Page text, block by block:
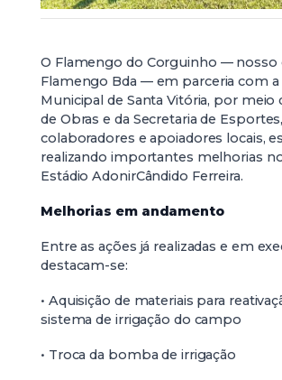
O Flamengo do Corguinho — nosso
Flamengo Bda — em parceria com a
Municipal de Santa Vitória, por meio
de Obras e da Secretaria de
colaboradores e apoiadores locais,
realizando importantes melhorias
Estádio AdonirCândido Ferreira.
Melhorias em andamento
Entre as ações já realizadas e em
destacam-se:
• Aquisição de materiais para
sistema de irrigação do campo
• Troca da bomba de irrigação